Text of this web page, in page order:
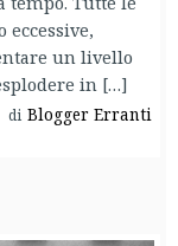
eccessive,
un livello
in […]
di Blogger Erranti